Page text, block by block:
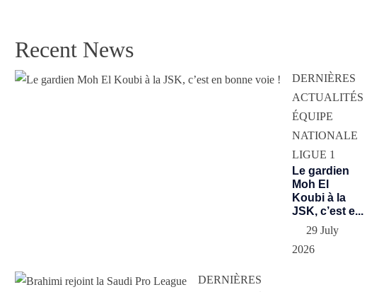
Recent News
DERNIÈRES
ACTUALITÉS
ÉQUIPE
NATIONALE
LIGUE 1
Le gardien
Moh El
Koubi à la
JSK, c’est e...
29 July
2026
DERNIÈRES